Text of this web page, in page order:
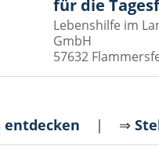
für die
Lebenshilfe im
GmbH
57632
entdecken | ⇒